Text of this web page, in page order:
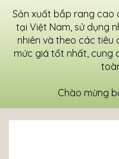
Sản xuất bắp rang cao
tại Việt Nam, sử dụng
nhiên và theo các tiêu
mức giá tốt nhất, cung
Chào mừng